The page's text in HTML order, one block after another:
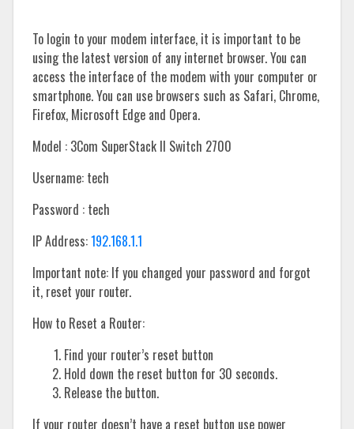
To login to your modem interface, it is important to be
using the latest version of any internet browser. You can
access the interface of the modem with your computer or
smartphone. You can use browsers such as Safari, Chrome,
Firefox, Microsoft Edge and Opera.
Model : 3Com SuperStack II Switch 2700
Username: tech
Password : tech
IP Address:192.168.1.1
Important note: If you changed your password and forgot
it, reset your router.
How to Reset a Router:
Find your router’s reset button
Hold down the reset button for 30 seconds.
Release the button.
If your router doesn’t have a reset button use power